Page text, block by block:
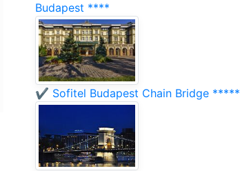
Budapest ****
✔️ Sofitel Budapest Chain Bridge *****